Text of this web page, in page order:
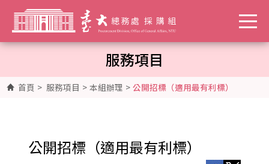
服務項目
首頁 > 服務項目 > 本組辦理 > 公開招標（適用最有利標）
公開招標（適用最有利標）